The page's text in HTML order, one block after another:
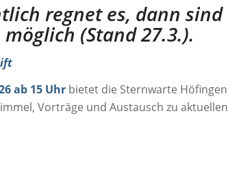
regnet es, dann sind
(Stand 27.3.).
ab 15 Uhr bietet die Sternwarte Höfingen
Vorträge und Austausch zu aktuellen